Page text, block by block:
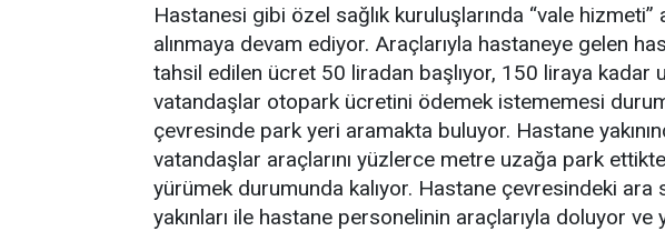
Hastanesi gibi özel sağlık kuruluşlarında “vale hizmeti”
alınmaya devam ediyor. Araçlarıyla hastaneye gelen
tahsil edilen ücret 50 liradan başlıyor, 150 liraya kadar
vatandaşlar otopark ücretini ödemek istememesi
çevresinde park yeri aramakta buluyor. Hastane
vatandaşlar araçlarını yüzlerce metre uzağa park
yürümek durumunda kalıyor. Hastane çevresindeki
yakınları ile hastane personelinin araçlarıyla doluyor